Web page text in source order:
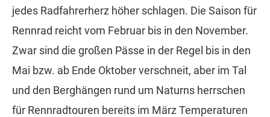
jedes Radfahrerherz höher schlagen. Die Saison für
Rennrad reicht vom Februar bis in den November.
Zwar sind die großen Pässe in der Regel bis in den
Mai bzw. ab Ende Oktober verschneit, aber im Tal
und den Berghängen rund um Naturns herrschen
für Rennradtouren bereits im März Temperaturen